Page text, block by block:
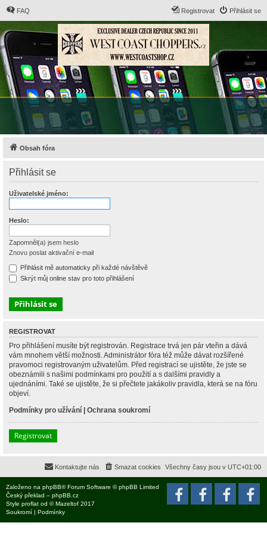
FAQ Přihlásit se
Registrovat
Obsah fóra
Přihlásit se
Uživatelské jméno:
Heslo:
Zapomněl(a) jsem heslo
Znovu poslat aktivační e-mail
Přihlásit mě automaticky při každé návštěvě
Skrýt můj online stav pro toto přihlášení
REGISTROVAT
Pro přihlášení musíte být registrován. Registrace trvá jen pár vteřin a dává
vám mnohem větší možnosti. Administrátor fóra též může dávat rozšířené
pravomoci registrovaným uživatelům. Před registrací se ujistěte, že jste se
obeznámili s našimi podmínkami pro použití a s dalšími pravidly a
ujednáními. Také se ujistěte, že si přečtete jakákoliv pravidla, která se na fóru
objeví.
Podmínky pro užívání | Ochrana soukromí
Registrovat
Všechny časy jsou v UTC+01:00
Smazat cookies
Kontaktujte nás
Založeno na phpBB® Forum Software © phpBB Limited
Český překlad – phpBB.cz
Style proflat od ©Mazeltof 2017
Soukromí | Podmínky